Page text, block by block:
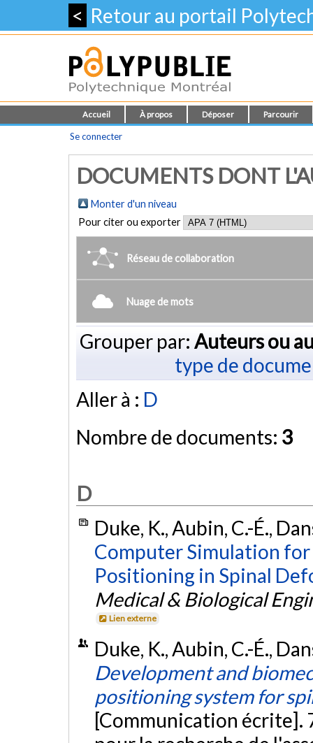
< Retour au portail
Accueil À propos Déposer Parcourir
Se connecter
DOCUMENTS DONT
Monter d'un niveau
Pour citer ou exporter
Réseau de collaboration
Nuage de mots
Grouper par: Auteurs ou
type de
Aller à : D
Nombre de documents: 3
D
Duke, K., Aubin, C.-É.,
Computer Simulation
Positioning in Spinal
Medical & Biological
Lien externe
Duke, K., Aubin, C.-É.,
Development and
positioning system for
[Communication écrite].